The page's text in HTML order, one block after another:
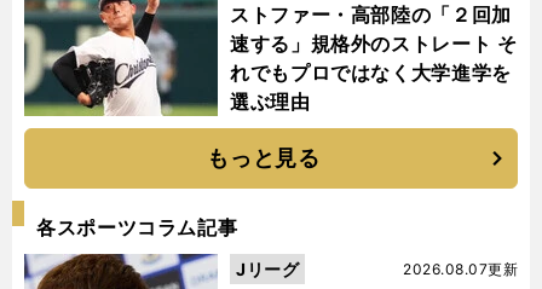
ストファー・高部陸の「２回加
速する」規格外のストレート そ
れでもプロではなく大学進学を
選ぶ理由
もっと見る
各スポーツコラム記事
2026.08.07更新
Jリーグ